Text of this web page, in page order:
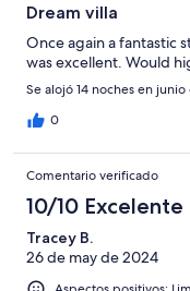
Dream villa
Once again a fantastic
was excellent. Would
Se alojó 14 noches en
0
Comentario verificado
10/10 Excelente
Tracey B.
26 de may de 2024